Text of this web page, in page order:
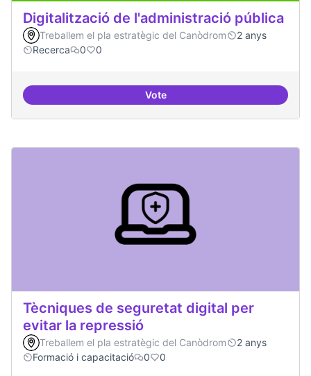
Digitalització de l'administració pública
Treballem el pla estratègic del Canòdrom
2 anys
Recerca
0 0
VoteDigitalització de l'administració
Tècniques de seguretat digital per
evitar la repressió
Treballem el pla estratègic del Canòdrom
2 anys
Formació i capacitació
0 0